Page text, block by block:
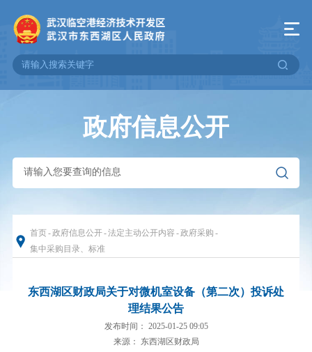
政府信息公开
首页-政府信息公开-法定主动公开内容 -政府采购 -
集中采购目录、标准
东西湖区财政局关于对微机室设备（第二次）投诉处
理结果公告
发布时间： 2025-01-25 09:05
来源： 东西湖区财政局